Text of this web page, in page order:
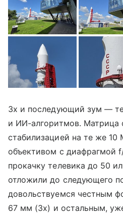
3x и последующий зум —
и ИИ-алгоритмов. Матрица
стабилизацией на те же 10
объективом с диафрагмой
прокачку телевика до 50
отложили до следующего
довольствуемся честным
67 мм (3x) и остальным,